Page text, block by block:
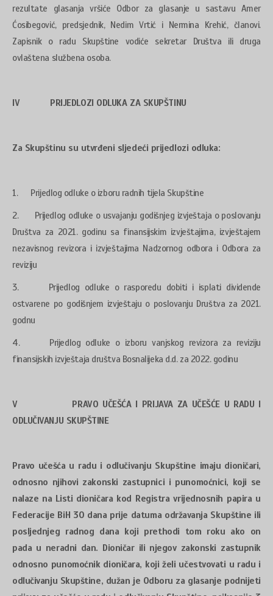
rezultate glasanja vršiće Odbor za glasanje u sastavu Amer
Ćosibegović, predsjednik, Nedim Vrtić i Nermina Krehić, članovi.
Zapisnik o radu Skupštine vodiće sekretar Društva ili druga
ovlaštena službena osoba.
IV PRIJEDLOZI ODLUKA ZA SKUPŠTINU
Za Skupštinu su utvrđeni sljedeći prijedlozi odluka:
1. Prijedlog odluke o izboru radnih tijela Skupštine
2. Prijedlog odluke o usvajanju godišnjeg izvještaja o poslovanju
Društva za 2021. godinu sa finansijskim izvještajima, izvještajem
nezavisnog revizora i izvještajima Nadzornog odbora i Odbora za
reviziju
3. Prijedlog odluke o rasporedu dobiti i isplati dividende
ostvarene po godišnjem izvještaju o poslovanju Društva za 2021.
godnu
4. Prijedlog odluke o izboru vanjskog revizora za reviziju
finansijskih izvještaja društva Bosnalijeka d.d. za 2022. godinu
V PRAVO UČEŠĆA I PRIJAVA ZA UČEŠĆE U RADU I
ODLUČIVANJU SKUPŠTINE
Pravo učešća u radu i odlučivanju Skupštine imaju dioničari,
odnosno njihovi zakonski zastupnici i punomoćnici, koji se
nalaze na Listi dioničara kod Registra vrijednosnih papira u
Federacije BiH 30 dana prije datuma održavanja Skupštine ili
posljednjeg radnog dana koji prethodi tom roku ako on
pada u neradni dan. Dioničar ili njegov zakonski zastupnik
odnosno punomoćnik dioničara, koji želi učestvovati u radu i
odlučivanju Skupštine, dužan je Odboru za glasanje podnijeti